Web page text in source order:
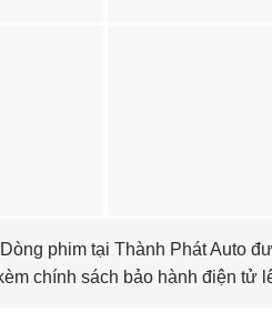
Dòng phim tại Thành Phát Auto
chính sách bảo hành điện tử